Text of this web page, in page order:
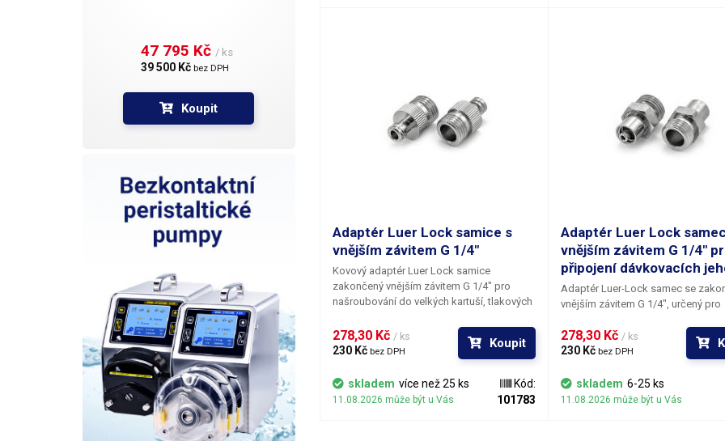
47 795 Kč / ks
39 500 Kč bez DPH
Koupit
Adaptér Luer Lock samice s
vnějším závitem G 1/4"
Kovový adaptér Luer Lock samice
zakončený vnějším závitem G 1/4" pro
našroubování do velkých kartuší, tlakových
1/4". Díky použitému materiálu je výsledné
spojení velice pevné. Luer-Lock adaptér má
po obvodu vybroušené drážky pro
snadnější instalaci.
278,30 Kč / ks
230 Kč bez DPH
Koupit
skladem více než 25 ks
11.08.2026 může být u Vás
Kód:
101783
Adaptér Luer Lock
vnějším závitem G 1/4"
připojení dávkovacích
Adaptér Luer-Lock samec se
vnějším závitem G 1/4", určený pro
G 1/4". Pro snadné dotažení
tvarován do tvaru matice, kterou lze
278,30 Kč / ks
230 Kč bez DPH
skladem 6-25 ks
11.08.2026 může být u Vás